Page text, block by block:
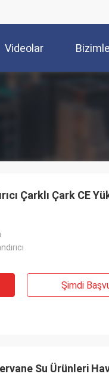
Videolar
Çarklı Çark CE
Şimdi
Su Ürünleri